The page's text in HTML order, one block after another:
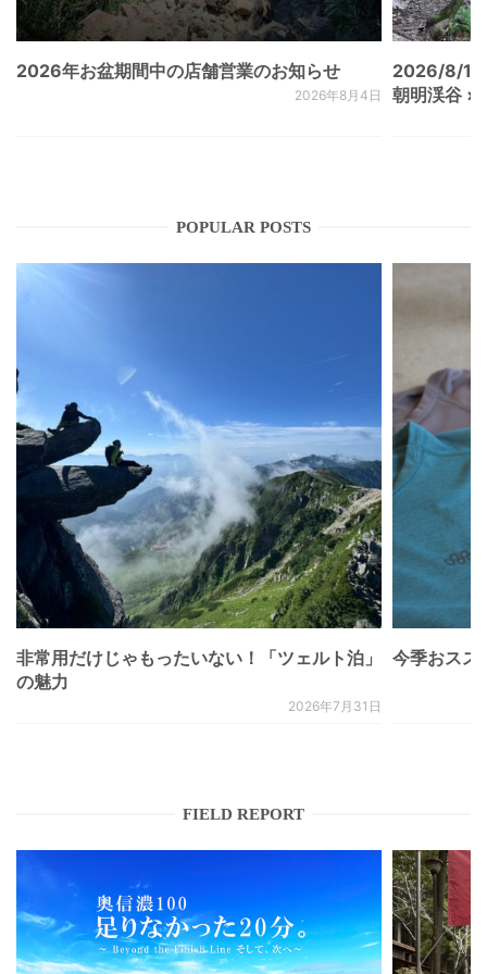
2026年お盆期間中の店舗営業のお知らせ
2026年8月4日
2026/8/
朝明渓谷 ×
POPULAR POSTS
非常用だけじゃもったいない！「ツェルト泊」
の魅力
2026年7月31日
今季おスス
FIELD REPORT